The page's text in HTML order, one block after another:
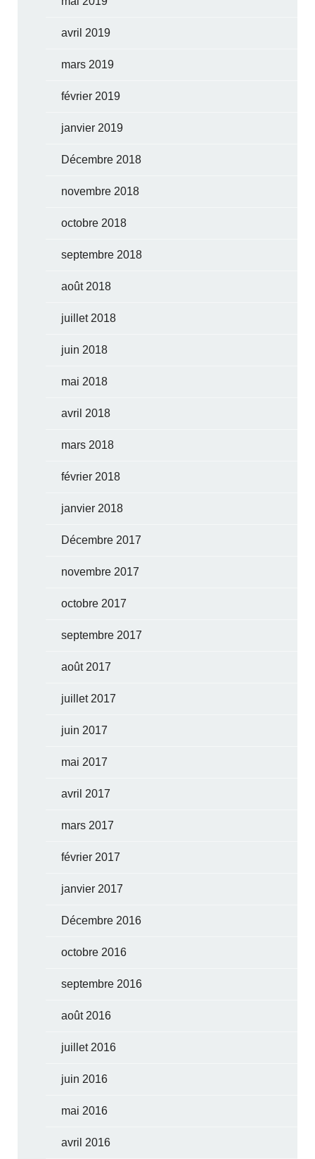
avril 2019
mars 2019
février 2019
janvier 2019
Décembre 2018
novembre 2018
octobre 2018
septembre 2018
août 2018
juillet 2018
juin 2018
mai 2018
avril 2018
mars 2018
février 2018
janvier 2018
Décembre 2017
novembre 2017
octobre 2017
septembre 2017
août 2017
juillet 2017
juin 2017
mai 2017
avril 2017
mars 2017
février 2017
janvier 2017
Décembre 2016
octobre 2016
septembre 2016
août 2016
juillet 2016
juin 2016
mai 2016
avril 2016